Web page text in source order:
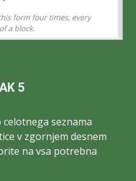
5
seznama
v zgornjem desnem
na vsa potrebna